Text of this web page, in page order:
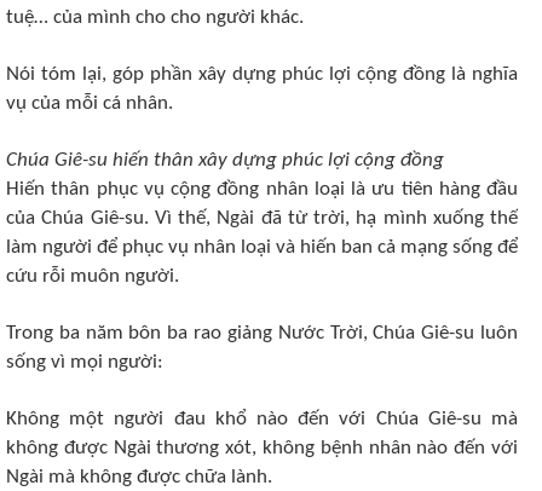
tuệ… của mình cho cho người khác.
Nói tóm lại, góp phần xây dựng phúc lợi cộng đồng là nghĩa
vụ của mỗi cá nhân.
Chúa Giê-su hiến thân xây dựng phúc lợi cộng đồng
Hiến thân phục vụ cộng đồng nhân loại là ưu tiên hàng đầu
của Chúa Giê-su. Vì thế, Ngài đã từ trời, hạ mình xuống thế
làm người để phục vụ nhân loại và hiến ban cả mạng sống để
cứu rỗi muôn người.
Trong ba năm bôn ba rao giảng Nước Trời, Chúa Giê-su luôn
sống vì mọi người:
Không một người đau khổ nào đến với Chúa Giê-su mà
không được Ngài thương xót, không bệnh nhân nào đến với
Ngài mà không được chữa lành.